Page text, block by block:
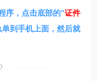
序，点击底部的“证件
到手机上面，然后就